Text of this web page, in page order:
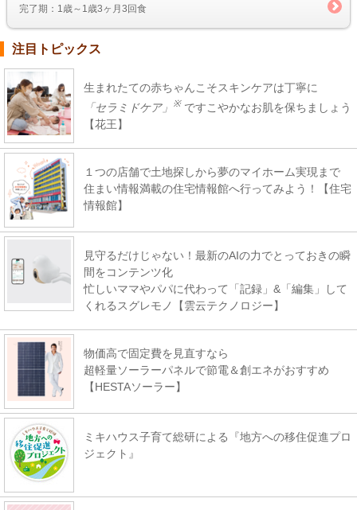
完了期：1歳～1歳3ヶ月3回食
注目トピックス
生まれたての赤ちゃんこそスキンケアは丁寧に
「セラミドケア」
※ ですこやかなお肌を保ちましょう
【花王】
１つの店舗で土地探しから夢のマイホーム実現まで
住まい情報満載の住宅情報館へ行ってみよう！【住宅
情報館】
見守るだけじゃない！最新のAIの力でとっておきの瞬
間をコンテンツ化
忙しいママやパパに代わって「記録」&「編集」して
くれるスグレモノ【雲云テクノロジー】
物価高で固定費を見直すなら
超軽量ソーラーパネルで節電＆創エネがおすすめ
【HESTAソーラー】
ミキハウス子育て総研による『地方への移住促進プロ
ジェクト』